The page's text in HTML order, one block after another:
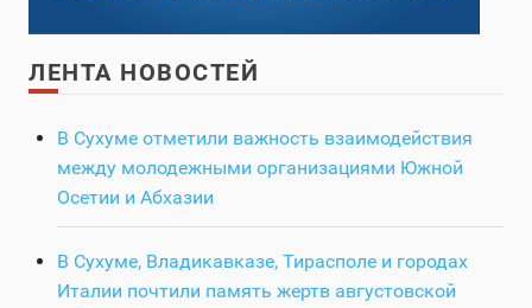
ЛЕНТА НОВОСТЕЙ
В Сухуме отметили важность взаимодействия
между молодежными организациями Южной
Осетии и Абхазии
В Сухуме, Владикавказе, Тирасполе и городах
Италии почтили память жертв августовской